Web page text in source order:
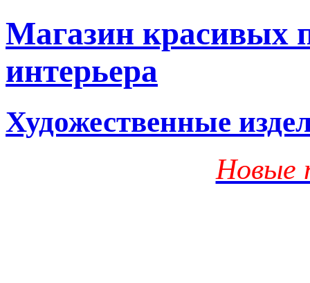
Магазин красивых
интерьера
Художественные
Новые